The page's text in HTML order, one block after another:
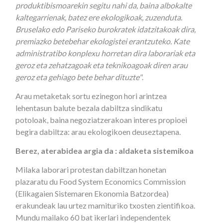
produktibismoarekin segitu nahi da, baina albokalte
kaltegarrienak, batez ere ekologikoak, zuzenduta.
Bruselako edo Pariseko burokratek idatzitakoak dira,
premiazko betebehar ekologistei erantzuteko. Kate
administratibo konplexu horretan dira laborariak eta
geroz eta zehatzagoak eta teknikoagoak diren arau
geroz eta gehiago bete behar dituzte".
Arau metaketak sortu ezinegon hori arintzea
lehentasun balute bezala dabiltza sindikatu
potoloak, baina negoziatzerakoan interes propioei
begira dabiltza: arau ekologikoen deuseztapena.
Berez, aterabidea argia da : aldaketa sistemikoa
Milaka laborari protestan dabiltzan honetan
plazaratu du Food System Economics Commission
(Elikagaien Sistemaren Ekonomia Batzordea)
erakundeak lau urtez mamituriko txosten zientifikoa.
Mundu mailako 60 bat ikerlari independentek